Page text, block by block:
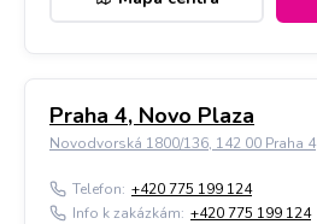
Praha 4, Novo Plaza
Novodvorská 1800/136, 142 00 Praha 4
Telefon: +420 775 199 124
Info k zakázkám: +420 775 199 124